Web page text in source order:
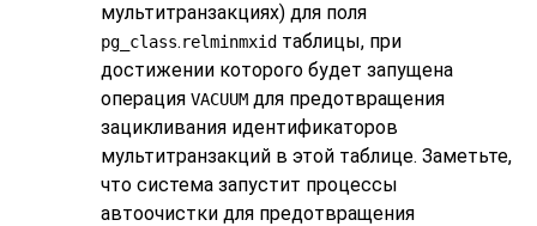
мультитранзакциях) для поля
pg_class.relminmxid таблицы, при
достижении которого будет запущена
операция VACUUM для предотвращения
зацикливания идентификаторов
мультитранзакций в этой таблице. Заметьте,
что система запустит процессы
автоочистки для предотвращения